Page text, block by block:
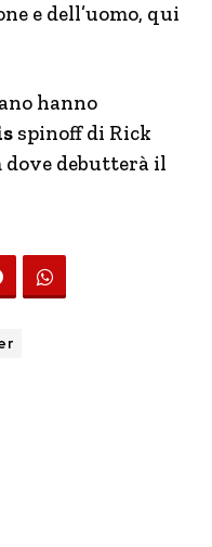
e dell’uomo, qui
hanno
spinoff di Rick
debutterà il